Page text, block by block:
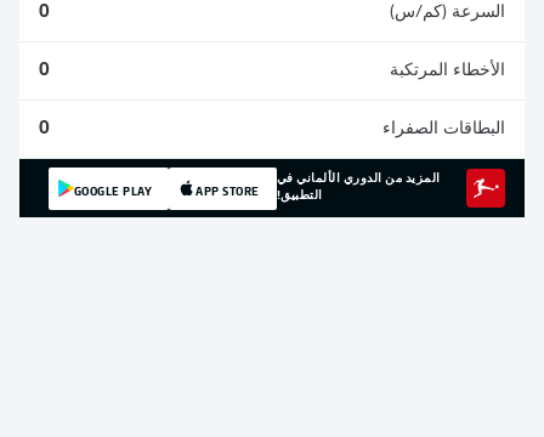
السرعة (كم/س) 0
الأخطاء المرتكبة 0
البطاقات الصفراء 0
المزيد من الدوري الألماني في
التطبيق!
APP STORE
GOOGLE PLAY